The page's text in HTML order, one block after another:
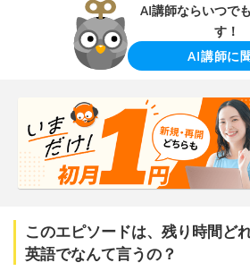
AI講師ならいつで
す！
AI講師に
このエピソードは、残り時間ど
英語でなんて言うの？